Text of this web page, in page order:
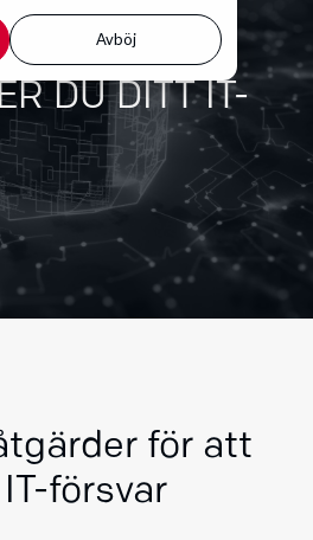
Avböj
DU DITT IT-
för att
försvar